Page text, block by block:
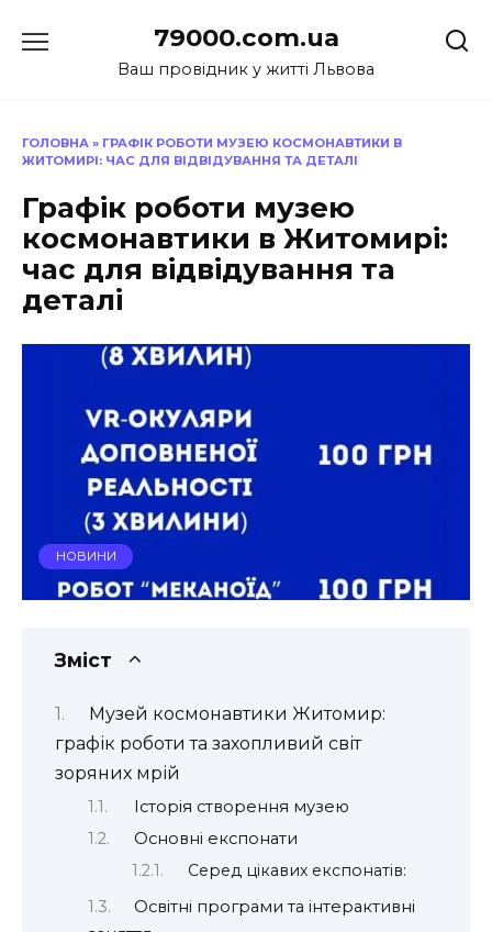
до
79000.com.ua
Ваш провідник у житті Львова
ГОЛОВНА » ГРАФІК РОБОТИ МУЗЕЮ КОСМОНАВТИКИ В
ЖИТОМИРІ: ЧАС ДЛЯ ВІДВІДУВАННЯ ТА ДЕТАЛІ
Графік роботи музею
космонавтики в Житомирі:
час для відвідування та
деталі
НОВИНИ
Зміст
Музей космонавтики Житомир:
графік роботи та захопливий світ
зоряних мрій
Історія створення музею
Основні експонати
Серед цікавих експонатів:
Освітні програми та інтерактивні